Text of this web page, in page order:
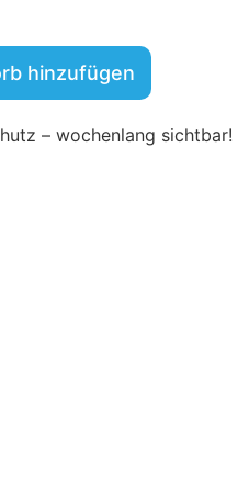
hinzufügen
– wochenlang sichtbar!